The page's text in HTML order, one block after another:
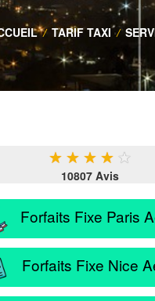
/ TARIF TAXI /
★ ★ ★ ★ ★
10807 Avis
Forfaits Fixe Paris
Forfaits Fixe Nice